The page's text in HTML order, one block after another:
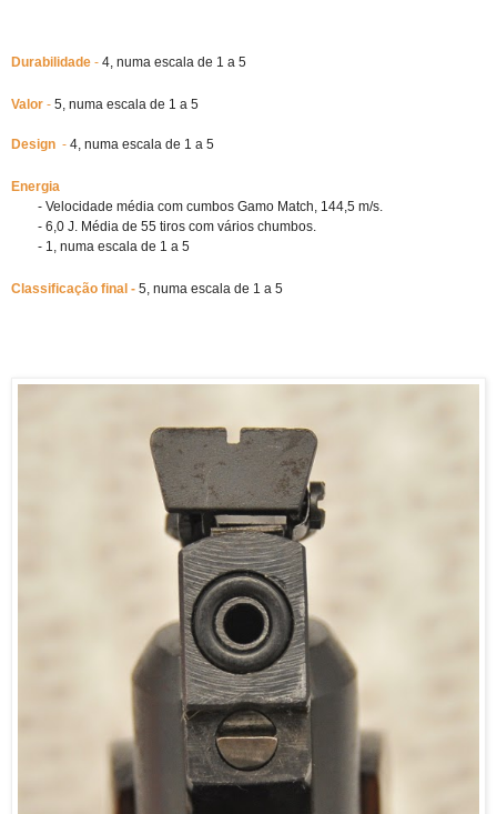
Durabilidade - 4, numa escala de 1 a 5
Valor - 5, numa escala de 1 a 5
Design - 4, numa escala de 1 a 5
Energia
        - Velocidade média com cumbos Gamo Match, 144,5 m/s.
        - 6,0 J. Média de 55 tiros com vários chumbos.
        - 1, numa escala de 1 a 5
Classificação final - 5, numa escala de 1 a 5